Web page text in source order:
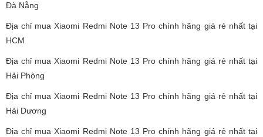
Đà Nẵng
Địa chỉ mua Xiaomi Redmi Note 13 Pro chính hãng giá rẻ nhất tại
HCM
Địa chỉ mua Xiaomi Redmi Note 13 Pro chính hãng giá rẻ nhất tại
Hải Phòng
Địa chỉ mua Xiaomi Redmi Note 13 Pro chính hãng giá rẻ nhất tại
Hải Dương
Địa chỉ mua Xiaomi Redmi Note 13 Pro chính hãng giá rẻ nhất tại